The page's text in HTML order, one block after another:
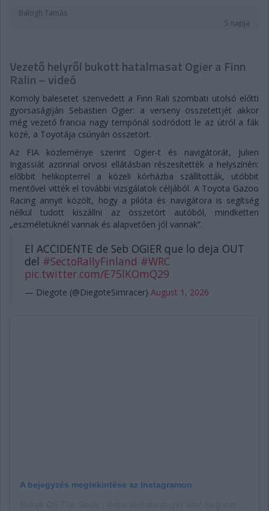
Balogh Tamás
5 napja
Vezető helyről bukott hatalmasat Ogier a Finn
Ralin – videó
Komoly balesetet szenvedett a Finn Rali szombati utolsó előtti
gyorsaságiján Sebastien Ogier: a verseny összetettjét akkor
még vezető francia nagy tempónál sodródott le az útról a fák
közé, a Toyotája csúnyán összetört.
Az FIA közleménye szerint Ogier-t és navigátorát, Julien
Ingassiát azonnal orvosi ellátásban részesítették a helyszínén:
előbbit helikopterrel a közeli kórházba szállították, utóbbit
mentővel vitték el további vizsgálatok céljából. A Toyota Gazoo
Racing annyit közölt, hogy a pilóta és navigátora is segítség
nélkül tudott kiszállni az összetört autóból, mindketten
„eszméletüknél vannak és alapvetően jól vannak”.
El ACCIDENTE de Seb OGIER que lo deja OUT
del #SectoRallyFinland #WRC
pic.twitter.com/E75lKOmQ29
— Diegote (@DiegoteSimracer) August 1, 2026
A bejegyzés megtekintése az Instagramon